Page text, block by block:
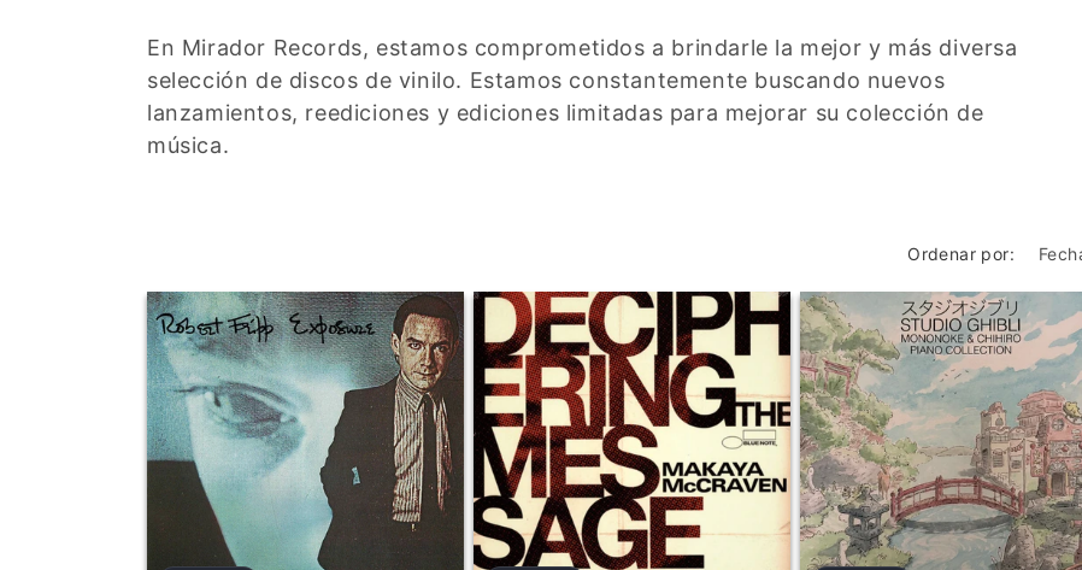
o
l
e
c
i
ó
n
En Mirador Records, estamos comprometidos a brindarle la mejor y más diversa
selección de discos de vinilo. Estamos constantemente buscando nuevos
lanzamientos, reediciones y ediciones limitadas para mejorar su colección de
música.
Ordenar por: